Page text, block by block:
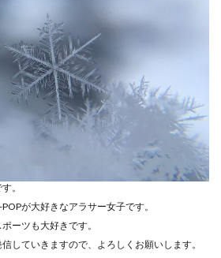
。
が大好きなアラサー女子です。
ーツも大好きです。
していきますので、よろしくお願いします。